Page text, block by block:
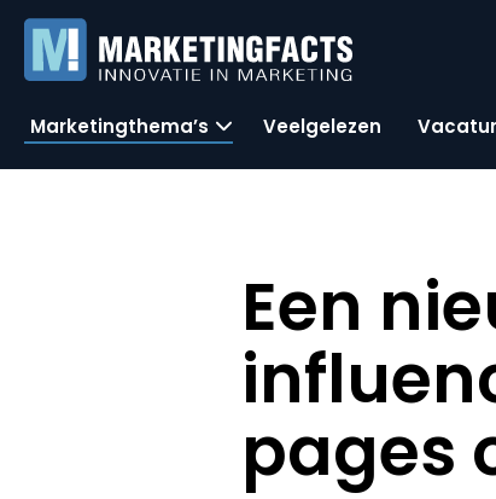
Marketingthema’s Veelgelezen
Een
pages